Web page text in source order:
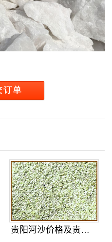
贵阳河沙价格及贵阳河沙区分真假